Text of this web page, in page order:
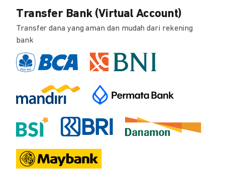
Transfer Bank (Virtual Account)
Transfer dana yang aman dan mudah dari rekening
bank